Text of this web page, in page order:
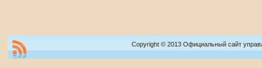
Copyright © 2013 Официальный сайт